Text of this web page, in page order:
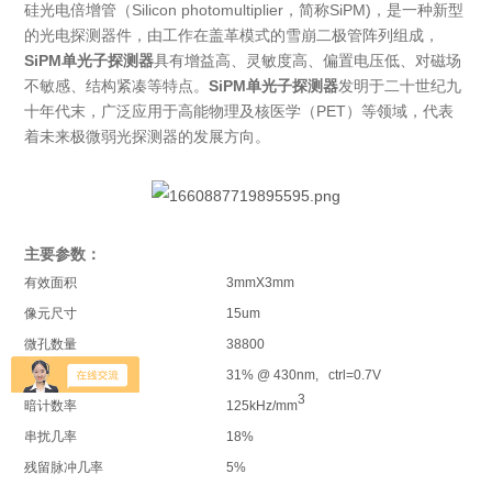
硅光电倍增管（Silicon photomultiplier，简称SiPM)，是一种新型
的光电探测器件，由工作在盖革模式的雪崩二极管阵列组成，
SiPM单光子探测器具有增益高、灵敏度高、偏置电压低、对磁场
不敏感、结构紧凑等特点。SiPM单光子探测器发明于二十世纪九
十年代末，广泛应用于高能物理及核医学（PET）等领域，代表
着未来极微弱光探测器的发展方向。
主要参数：
有效面积
3mmX3mm
像元尺寸
15um
微孔数量
38800
探测效率
31% @ 430nm, ctrl=0.7V
暗计数率
125kHz/mm3
串扰几率
18%
残留脉冲几率
5%